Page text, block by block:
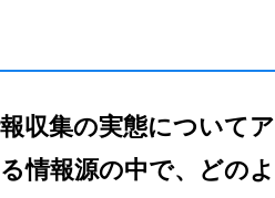
収集の実態についてア
情報源の中で、どのよ